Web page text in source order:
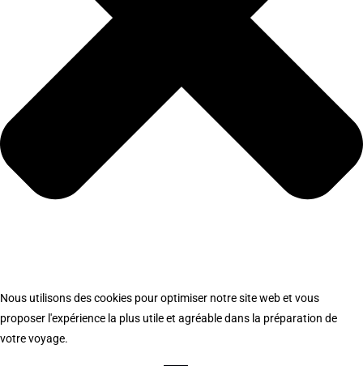
Nous utilisons des cookies pour optimiser notre site web et vous
proposer l'expérience la plus utile et agréable dans la préparation de
votre voyage.